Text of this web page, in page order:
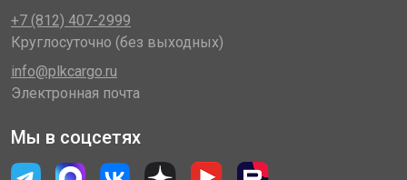
+7 (812) 407-2999
Круглосуточно (без выходных)
info@plkcargo.ru
Электронная почта
Мы в соцсетях